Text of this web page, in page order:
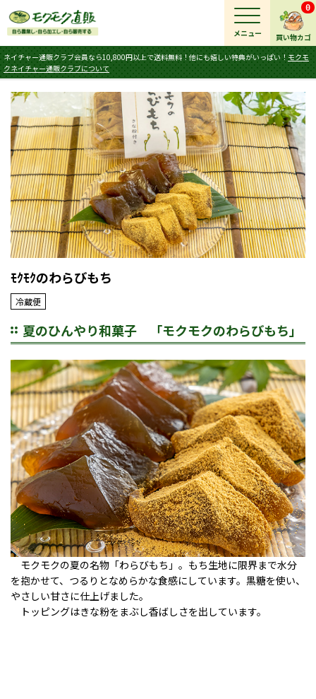
買い物カゴ
0
ネイチャー通販クラブ会員なら10,800円以上で送料無料！他にも嬉しい特典がいっぱい！ モクモ
クネイチャー通販クラブについて
メニュー
ﾓｸﾓｸのわらびもち
冷蔵便
夏のひんやり和菓子 「モクモクのわらびもち」
モクモクの夏の名物「わらびもち」。もち生地に限界まで水分
を抱かせて、つるりとなめらかな食感にしています。黒糖を使い、
やさしい甘さに仕上げました。
トッピングはきな粉をまぶし香ばしさを出しています。